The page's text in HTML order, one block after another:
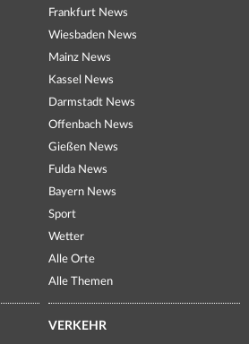
Frankfurt News
Wiesbaden News
Mainz News
Kassel News
Darmstadt News
Offenbach News
Gießen News
Fulda News
Bayern News
Sport
Wetter
Alle Orte
Alle Themen
VERKEHR